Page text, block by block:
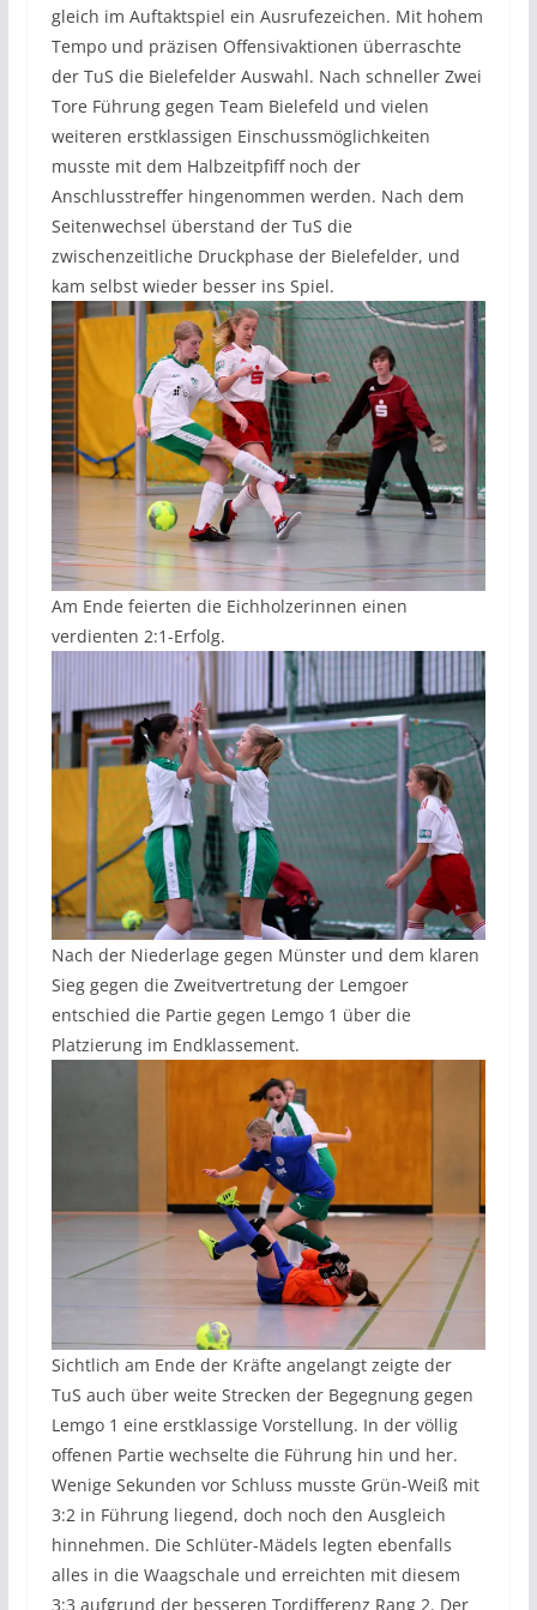
gleich im Auftaktspiel ein Ausrufezeichen. Mit hohem
Tempo und präzisen Offensivaktionen überraschte
der TuS die Bielefelder Auswahl. Nach schneller Zwei
Tore Führung gegen Team Bielefeld und vielen
weiteren erstklassigen Einschussmöglichkeiten
musste mit dem Halbzeitpfiff noch der
Anschlusstreffer hingenommen werden. Nach dem
Seitenwechsel überstand der TuS die
zwischenzeitliche Druckphase der Bielefelder, und
kam selbst wieder besser ins Spiel.
Am Ende feierten die Eichholzerinnen einen
verdienten 2:1-Erfolg.
Nach der Niederlage gegen Münster und dem klaren
Sieg gegen die Zweitvertretung der Lemgoer
entschied die Partie gegen Lemgo 1 über die
Platzierung im Endklassement.
Sichtlich am Ende der Kräfte angelangt zeigte der
TuS auch über weite Strecken der Begegnung gegen
Lemgo 1 eine erstklassige Vorstellung. In der völlig
offenen Partie wechselte die Führung hin und her.
Wenige Sekunden vor Schluss musste Grün-Weiß mit
3:2 in Führung liegend, doch noch den Ausgleich
hinnehmen. Die Schlüter-Mädels legten ebenfalls
alles in die Waagschale und erreichten mit diesem
3:3 aufgrund der besseren Tordifferenz Rang 2. Der